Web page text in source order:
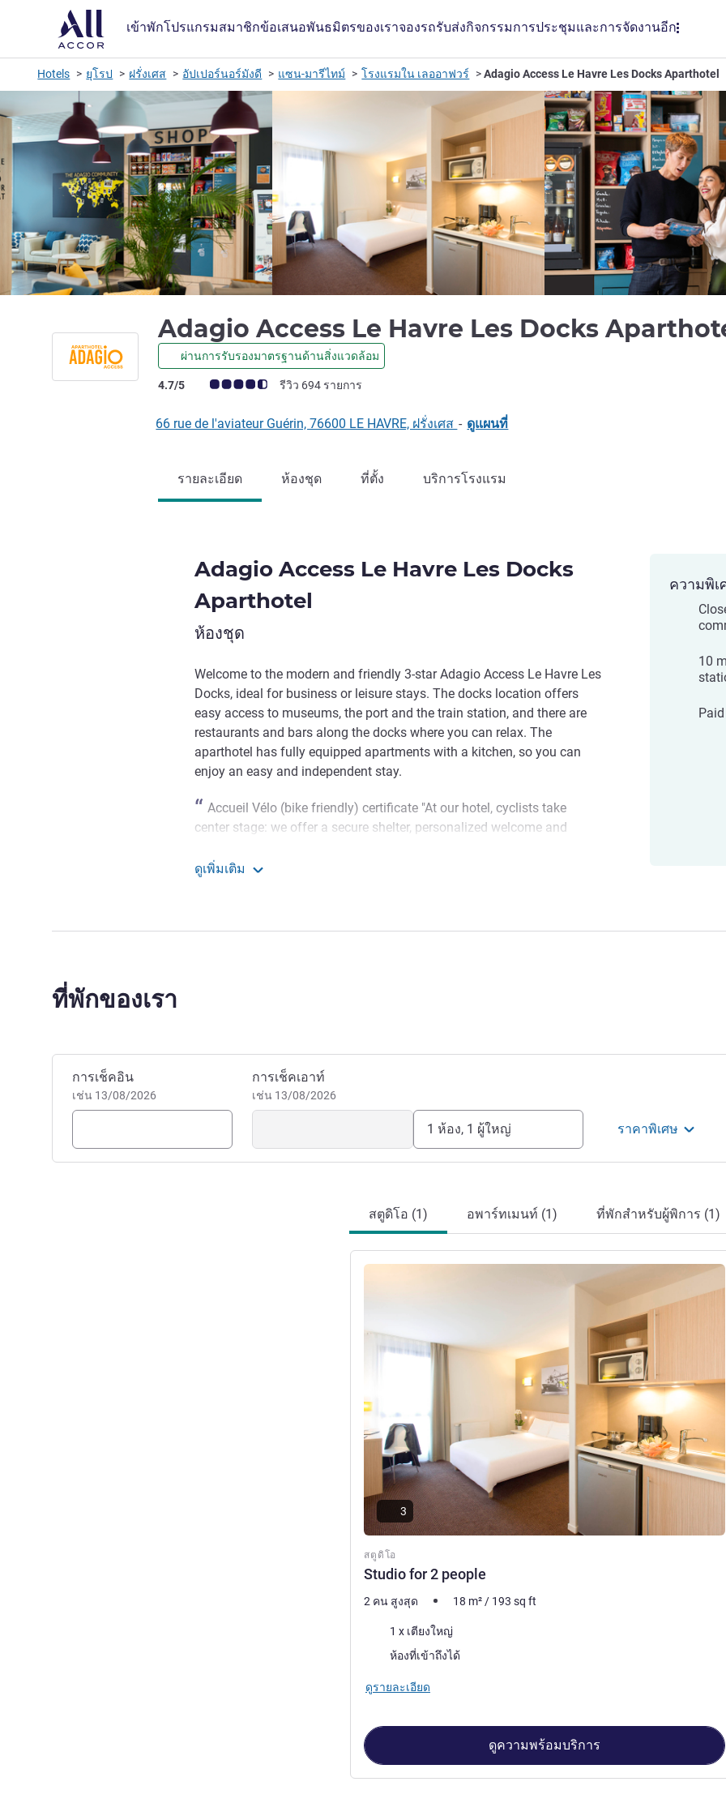
เข้าพักโปรแกรมสมาชิกข้อเสนอพันธมิตรของเราจองรถรับส่งกิจกรรมการประชุมและการจัดงานอีก
Hotels ยุโรป ฝรั่งเศส อัปเปอร์นอร์มังดี แซน-มารีไทม์ โรงแรมใน เลออาฟวร์ Adagio Access Le Havre Les Docks Aparthotel
Adagio Access Le Havre Les Docks
ผ่านการรับรองมาตรฐานด้านสิ่งแวดล้อม
คะแนนความคิดเห็นจากแขก (เรทติ้งบน ALL)
4.7/5 รีวิว 694 รายการ
66 rue de l'aviateur Guérin, 76600 LE HAVRE, ฝรั่งเศส - ดูแผนที่
รายละเอียด ห้องชุด ที่ตั้ง บริการโรงแรม
Adagio Access Le Havre Les Docks
Aparthotel
ห้องชุด
Welcome to the modern and friendly 3-star Adagio Access Le Havre Les
Docks, ideal for business or leisure stays. The docks location offers
easy access to museums, the port and the train station, and there are
restaurants and bars along the docks where you can relax. The
aparthotel has fully equipped apartments with a kitchen, so you can
enjoy an easy and independent stay.
Accueil Vélo (bike friendly) certificate "At our hotel, cyclists take
center stage: we offer a secure shelter, personalized welcome and
YOANN ANGOT ฝ่ายบริหารโรงแรม
ดูเพิ่มเติม
ความพิเ
10
ที่พักของเรา
จองโรงแรมนี้
การเช็คอิน
เช่น 13/08/2026
การเช็คเอาท์
เช่น 13/08/2026
1 ห้อง, 1 ผู้ใหญ่ ราคาพิเศษ
สตูดิโอ (1) อพาร์ทเมนท์ (1) ที่พักสำหรับผู้พิการ (1)
สตูดิโอ
Studio for 2 people
ดูรายละเอียด
3
2 คน สูงสุด 18 m² / 193 sq ft
เครื่องนอน
1 x เตียงใหญ่
ห้องที่เข้าถึงได้
ดูรายละเอียด
ดูความพร้อมบริการ